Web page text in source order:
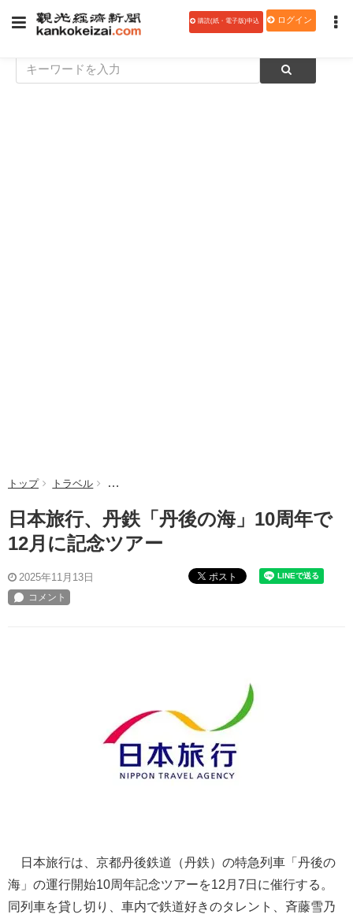
購読(紙・電子版)申込 ログイン
トップ トラベル 日本旅行、丹鉄「丹後の海」10周年で12月に記念ツ
日本旅行、丹鉄「丹後の海」10周年で
12月に記念ツアー
2025年11月13日 ポスト
日本旅行は、京都丹後鉄道（丹鉄）の特急列車「丹後の
海」の運行開始10周年記念ツアーを12月7日に催行する。
同列車を貸し切り、車内で鉄道好きのタレント、斉藤雪乃